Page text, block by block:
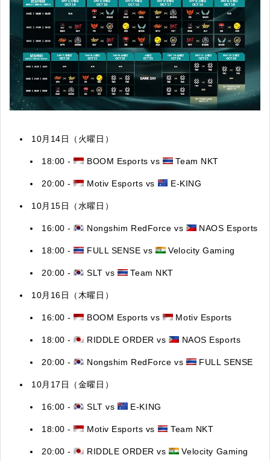
10月14日（火曜日）
18:00 - BOOM Esports vs Team NKT
20:00 - Motiv Esports vs E-KING
10月15日（水曜日）
16:00 - Nongshim RedForce vs NAOS Esports
18:00 - FULL SENSE vs Velocity Gaming
20:00 - SLT vs Team NKT
10月16日（木曜日）
16:00 - BOOM Esports vs Motiv Esports
18:00 - RIDDLE ORDER vs NAOS Esports
20:00 - Nongshim RedForce vs FULL SENSE
10月17日（金曜日）
16:00 - SLT vs E-KING
18:00 - Motiv Esports vs Team NKT
20:00 - RIDDLE ORDER vs Velocity Gaming